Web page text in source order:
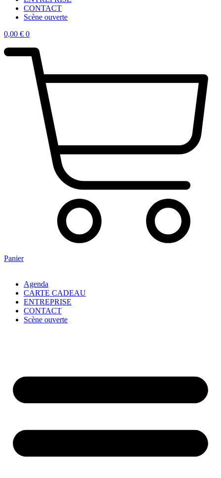
CONTACT
Scène ouverte
0,00 € 0
Panier
Agenda
CARTE CADEAU
ENTREPRISE
CONTACT
Scène ouverte